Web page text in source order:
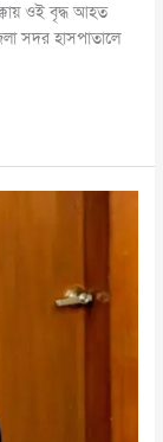
ওই বৃদ্ধ আহত
সদর হাসপাতালে